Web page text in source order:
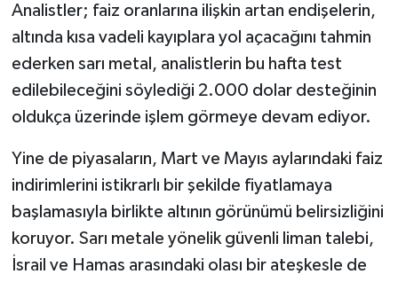
Analistler; faiz oranlarına ilişkin artan endişelerin,
altında kısa vadeli kayıplara yol açacağını tahmin
ederken sarı metal, analistlerin bu hafta test
edilebileceğini söylediği 2.000 dolar desteğinin
oldukça üzerinde işlem görmeye devam ediyor.
Yine de piyasaların, Mart ve Mayıs aylarındaki faiz
indirimlerini istikrarlı bir şekilde fiyatlamaya
başlamasıyla birlikte altının görünümü belirsizliğini
koruyor. Sarı metale yönelik güvenli liman talebi,
İsrail ve Hamas arasındaki olası bir ateşkesle de